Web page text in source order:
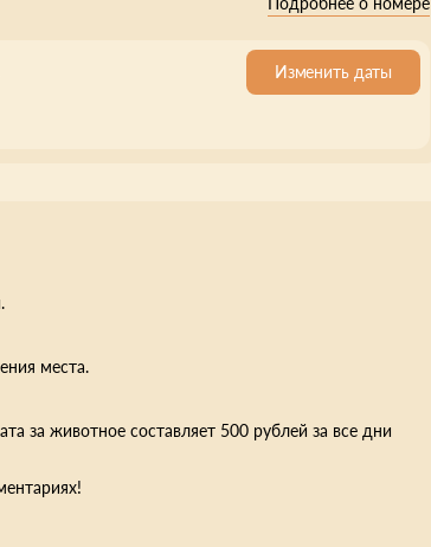
Изменить даты
места.
за животное составляет 500 рублей за все дни